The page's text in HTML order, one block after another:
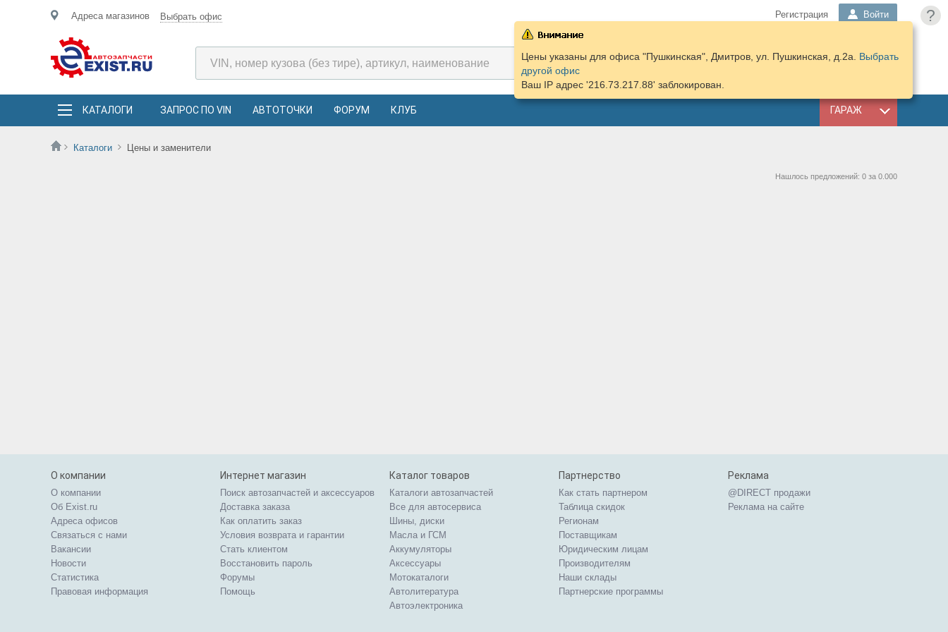
?
Адреса магазинов Выбрать офис Регистрация Войти
КОРЗИНА
ПОДОБРАТЬ
КАТАЛОГИ ЗАПРОС ПО VIN АВТОТОЧКИ ФОРУМ КЛУБ ГАРАЖ
Каталоги Цены и заменители
Цены указаны для офиса "Пушкинская", Дмитров, ул. Пушкинская, д.2а. Выбрать
другой офис
Ваш IP адрес '216.73.217.88' заблокирован.
Нашлось предложений: 0 за 0.000
О компании
О компании
Об Exist.ru
Адреса офисов
Связаться с нами
Вакансии
Новости
Статистика
Правовая информация
Интернет магазин
Поиск автозапчастей и аксессуаров
Доставка заказа
Как оплатить заказ
Условия возврата и гарантии
Стать клиентом
Восстановить пароль
Форумы
Помощь
Каталог товаров
Каталоги автозапчастей
Все для автосервиса
Шины, диски
Масла и ГСМ
Аккумуляторы
Аксессуары
Мотокаталоги
Автолитература
Автоэлектроника
Партнерство
Как стать партнером
Таблица скидок
Регионам
Поставщикам
Юридическим лицам
Производителям
Наши склады
Партнерские программы
Реклама
@DIRECT продажи
Реклама на сайте